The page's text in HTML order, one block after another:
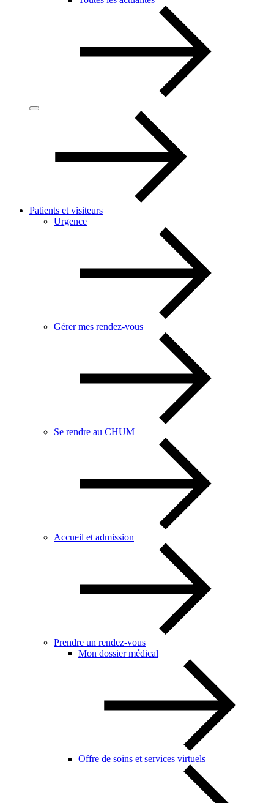
Patients et visiteurs
Urgence
Gérer mes rendez-vous
Se rendre au CHUM
Accueil et admission
Prendre un rendez-vous
Mon dossier médical
Offre de soins et services virtuels